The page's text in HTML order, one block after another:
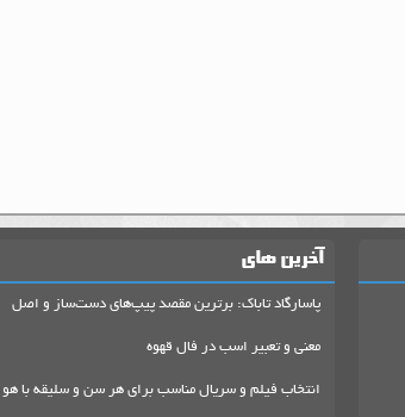
آخرین های
پاسارگاد تاباک: برترین مقصد پیپ‌های دست‌ساز و اصل
معنی و تعبیر اسب در فال قهوه
انتخاب فیلم و سریال مناسب برای هر سن و سلیقه با هو